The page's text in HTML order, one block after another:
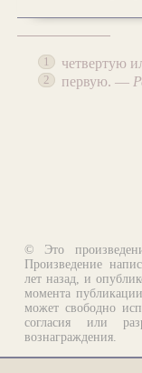
1 четвертую
2 первую. —
© Это
Произведение
лет назад, и
момента
может свободно
согласия или
вознаграждения.